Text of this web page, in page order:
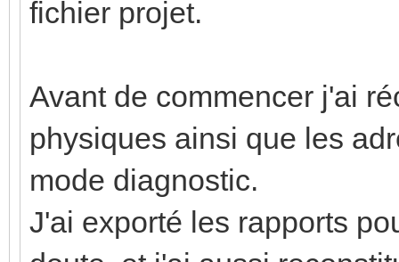
fichier projet.
Avant de commencer j'ai
physiques ainsi que les
mode diagnostic.
J'ai exporté les rapports